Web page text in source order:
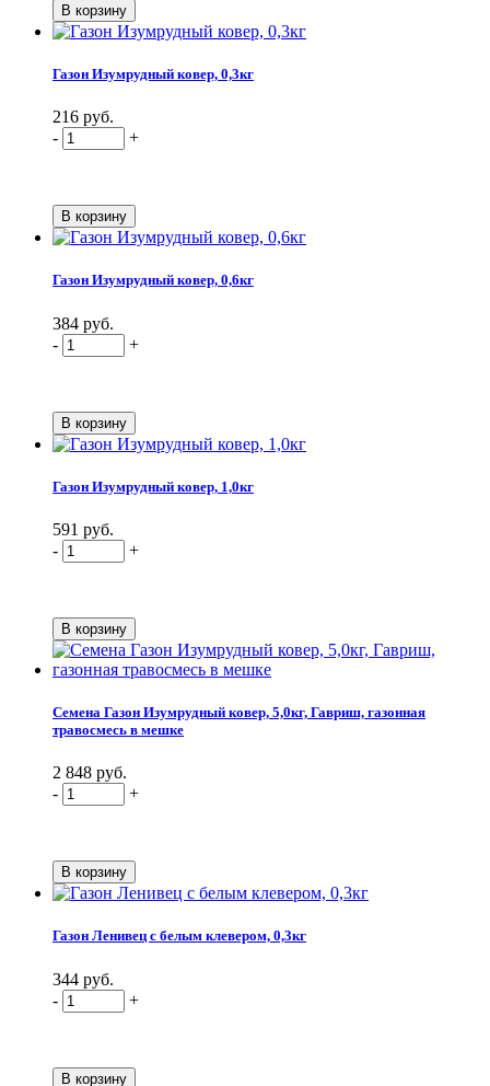
Газон Изумрудный ковер, 0,3кг
216 руб.
-
+
Газон Изумрудный ковер, 0,6кг
384 руб.
-
+
Газон Изумрудный ковер, 1,0кг
591 руб.
-
+
Семена Газон Изумрудный ковер, 5,0кг, Гавриш, газонная
травосмесь в мешке
2 848 руб.
-
+
Газон Ленивец с белым клевером, 0,3кг
344 руб.
-
+